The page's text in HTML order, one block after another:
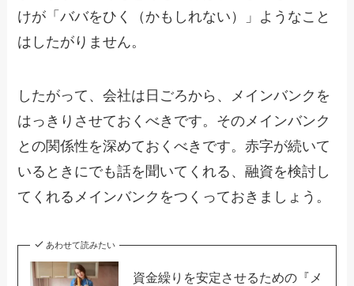
けが「ババをひく（かもしれない）」ようなこと
はしたがりません。
したがって、会社は日ごろから、メインバンクを
はっきりさせておくべきです。そのメインバンク
との関係性を深めておくべきです。赤字が続いて
いるときにでも話を聞いてくれる、融資を検討し
てくれるメインバンクをつくっておきましょう。
あわせて読みたい
資金繰りを安定させるための『メ